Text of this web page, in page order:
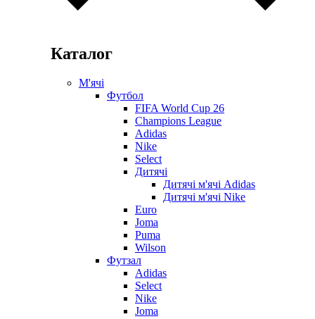
Каталог
М'ячі
Футбол
FIFA World Cup 26
Champions League
Adidas
Nike
Select
Дитячі
Дитячі м'ячі Adidas
Дитячі м'ячі Nike
Euro
Joma
Puma
Wilson
Футзал
Adidas
Select
Nike
Joma